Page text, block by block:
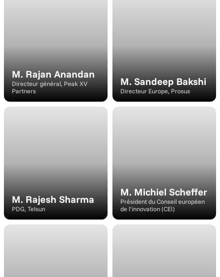
M. Rajan Anandan
Directeur général, Peak XV
Partners
M. Sandeep Bakshi
Directeur Europe, Prosus
M. Rajesh Sharma
PDG, Telsun
M. Michiel Scheffer
Président du Conseil européen
de l'innovation (CEI)